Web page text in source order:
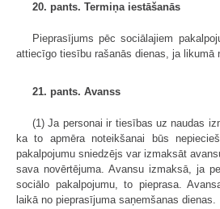
20. pants. Termiņa iestāšanās
Pieprasījums pēc sociālajiem
attiecīgo tiesību rašanās dienas, ja likumā
21. pants. Avanss
(1) Ja personai ir tiesības uz naudas
ka to apmēra noteikšanai būs
pakalpojumu sniedzējs var izmaksāt
sava novērtējuma. Avansu izmaksā, ja
sociālo pakalpojumu, to pieprasa.
laikā no pieprasījuma saņemšanas dienas.